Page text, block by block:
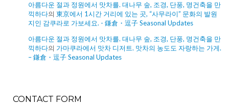
아름다운 절과 정원에서 맛차를. 대나무 숲, 조경, 단풍, 명건축을 만
끽하다의 東京에서 1시간 거리에 있는 곳, “사무라이” 문화의 발원
지인 감쿠라로 가보세요. - 鎌倉・逗子 Seasonal Updates
아름다운 절과 정원에서 맛차를. 대나무 숲, 조경, 단풍, 명건축을 만
끽하다의 가마쿠라에서 맛차 디저트. 맛차의 농도도 자랑하는 가게.
– 鎌倉・逗子 Seasonal Updates
CONTACT FORM